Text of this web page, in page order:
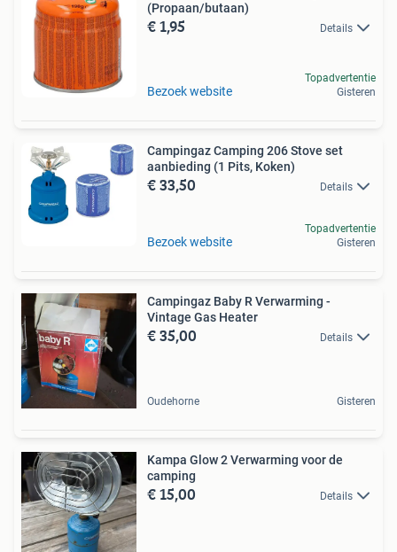
(Propaan/butaan)
€ 1,95 Details
Bezoek website
Topadvertentie
Gisteren
Campingaz Camping 206 Stove set
aanbieding (1 Pits, Koken)
€ 33,50 Details
Bezoek website
Topadvertentie
Gisteren
Campingaz Baby R Verwarming -
Vintage Gas Heater
€ 35,00 Details
Oudehorne Gisteren
Kampa Glow 2 Verwarming voor de
camping
€ 15,00 Details